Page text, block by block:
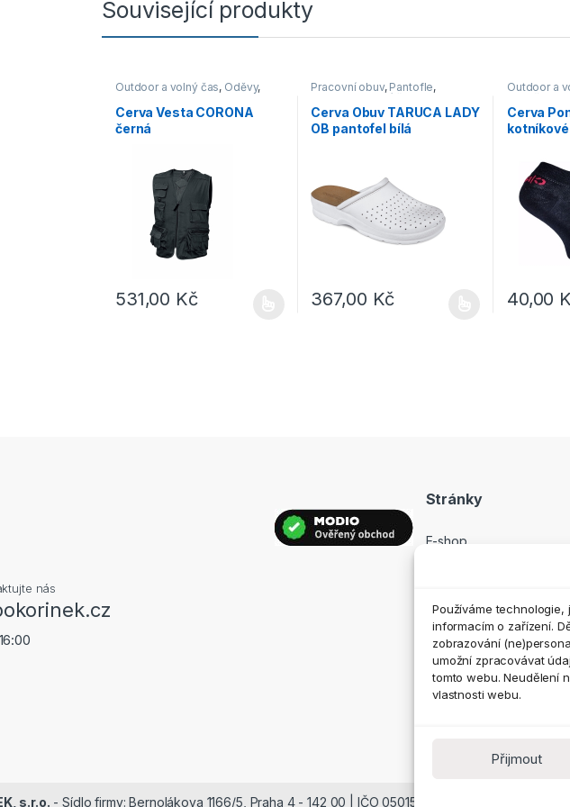
Používáme
informacím o zařízení.
zobrazování
umožní zpracovávat
tomto webu. Neudělení
vlastnosti webu.
Přijmout
Související produkty
Outdoor a volný čas, Oděvy,
Cerva Vesta CORONA
černá
531,00 Kč
Tento produkt má více variant. Možnosti lze vybrat na stránce produktu
Pracovní obuv, Pantofle,
Outdoor a volný čas
Otevřená obuv
Cerva Obuv TARUCA LADY
OB pantofel bílá
367,00 Kč
Tento produkt má více variant. Možnosti
Outdoor a
Cerva
40,00
Tento
nás
Stránky
E-shop
Kontakt
s.r.o. - Sídlo firmy: Bernolákova 1166/5, Praha 4 - 142 00 | IČO 05015685